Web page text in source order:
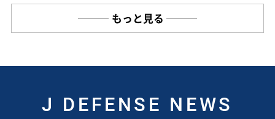
もっと見る
J DEFENSE NEWS